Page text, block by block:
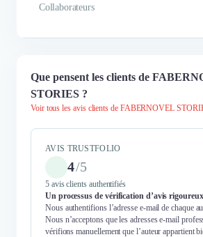
Collaborateurs
Que pensent les clients de
STORIES ?
Voir tous les avis clients de FABERNOVEL
AVIS TRUSTFOLIO
4/5
5 avis clients authentifiés
Un processus de vérification d’avis
Nous authentifions l’adresse e-mail de chaque
Nous n’acceptons que les adresses e-mail
vérifions manuellement que l’auteur appartient